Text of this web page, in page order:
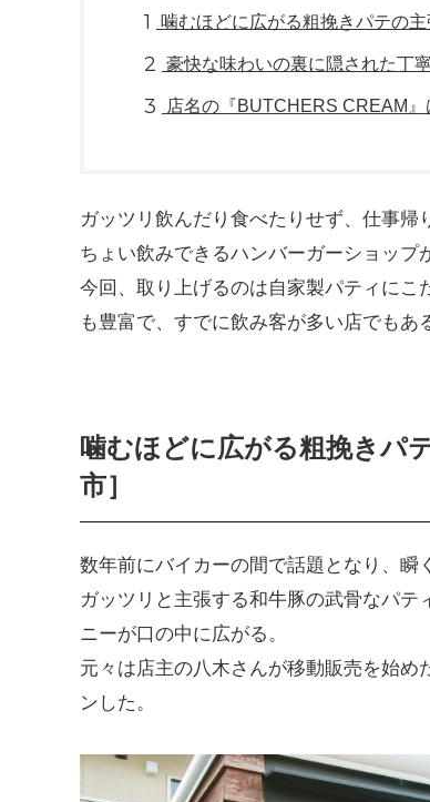
1 噛むほどに広がる粗挽きパテの
2 豪快な味わいの裏に隠された丁
3 店名の『BUTCHERS CREAM』
ガッツリ飲んだり食べたりせず、仕事
ちょい飲みできるハンバーガーショップ
今回、取り上げるのは自家製パティにこ
も豊富で、すでに飲み客が多い店でもあ
噛むほどに広がる粗挽きパ
市］
数年前にバイカーの間で話題となり、瞬
ガッツリと主張する和牛豚の武骨なパ
ニーが口の中に広がる。
元々は店主の八木さんが移動販売を始
ンした。